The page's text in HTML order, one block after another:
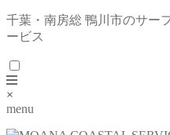
千葉・南房総 鴨川市のサー
ービス
×
menu